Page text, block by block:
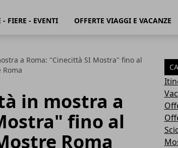
- FIERE - EVENTI OFFERTE VIAGGI E VACANZE
a Roma: "Cinecittà SI Mostra" fino al
in mostra a
fino al
Roma